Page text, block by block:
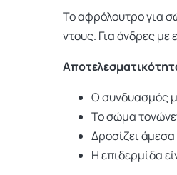
Το αφρόλουτρο για
ντους. Για άνδρες
Ο συνδυασμός
Το σώμα
Δροσίζει
Η επιδερμίδα